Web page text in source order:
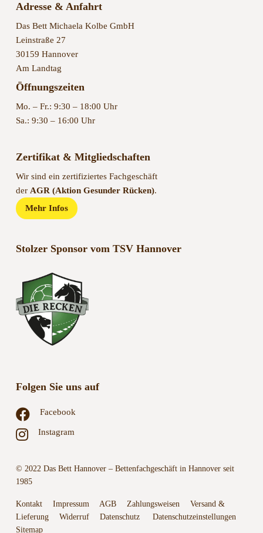
Adresse & Anfahrt
Das Bett Michaela Kolbe GmbH
Leinstraße 27
30159 Hannover
Am Landtag
Öffnungszeiten
Mo. – Fr.: 9:30 – 18:00 Uhr
Sa.: 9:30 – 16:00 Uhr
Zertifikat & Mitgliedschaften
Wir sind ein zertifiziertes Fachgeschäft
der AGR (Aktion Gesunder Rücken).
Mehr Infos
Stolzer Sponsor vom TSV Hannover
Folgen Sie uns auf
Facebook
Instagram
© 2022 Das Bett Hannover – Bettenfachgeschäft in Hannover seit
1985
Kontakt Impressum AGB Zahlungsweisen
Versand &
Lieferung
Widerruf Datenschutz
Datenschutzeinstellungen
Sitemap